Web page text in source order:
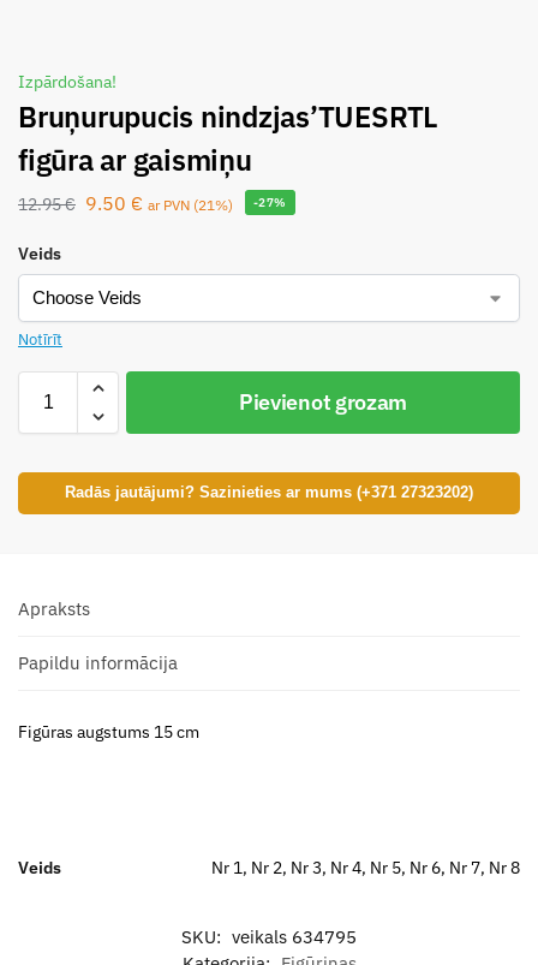
Izpārdošana!
Bruņurupucis nindzjas’TUESRTL
figūra ar gaismiņu
12.95€ 9.50 € ar PVN (21%) -27%
Veids
Notīrīt
Pievienot grozam
Radās jautājumi? Sazinieties ar mums (+371 27323202)
Apraksts
Papildu informācija
Figūras augstums 15 cm
Veids Nr 1, Nr 2, Nr 3, Nr 4, Nr 5, Nr 6, Nr 7, Nr 8
SKU: veikals 634795